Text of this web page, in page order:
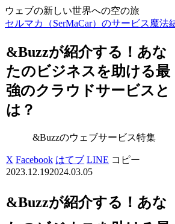
ウェブの新しい世界への空の旅
セルマカ（SerMaCar）のサービス魔法
&Buzzが紹介する！あな
たのビジネスを助ける最
強のクラウドサービスと
は？
&Buzzのウェブサービス特集
X Facebook はてブ LINE コピー
2023.12.192024.03.05
&Buzzが紹介する！あな